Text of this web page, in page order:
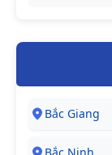
Bắc Giang